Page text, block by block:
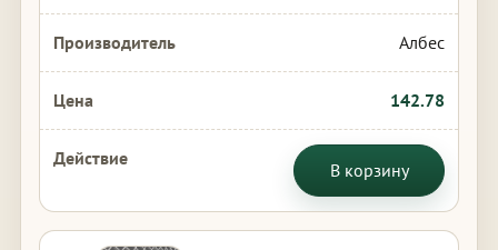
Албес
142.78
В корзину